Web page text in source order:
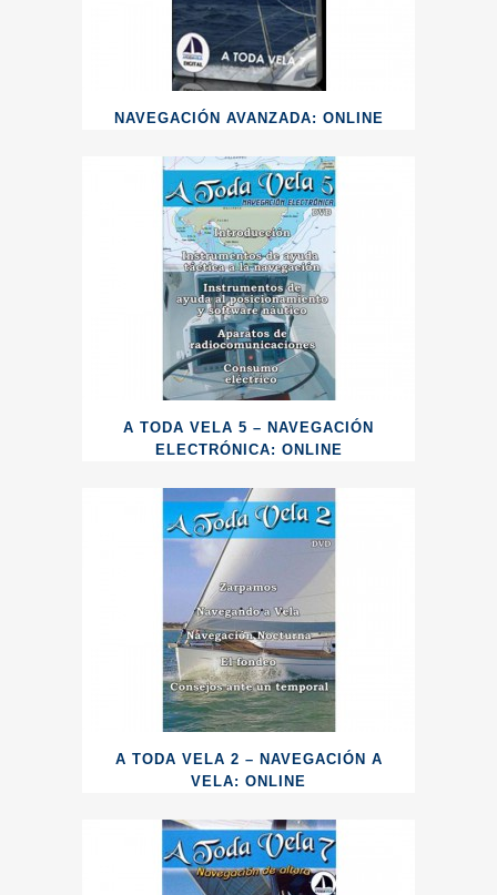
NAVEGACIÓN AVANZADA: ONLINE
A TODA VELA 5 – NAVEGACIÓN
ELECTRÓNICA: ONLINE
A TODA VELA 2 – NAVEGACIÓN A
VELA: ONLINE